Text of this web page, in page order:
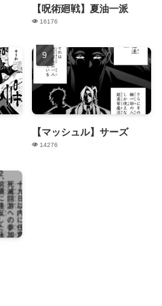
【呪術廻戦】夏油一派
16176
【マッシュル】サーズ
14276